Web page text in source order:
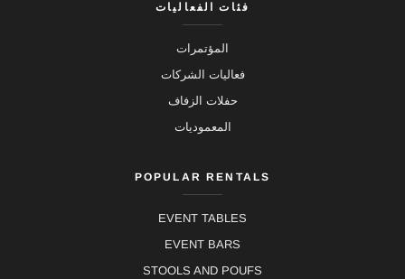
فئات الفعاليات
المؤتمرات
فعاليات الشركات
حفلات الزفاف
المعموديات
POPULAR RENTALS
EVENT TABLES
EVENT BARS
STOOLS AND POUFS